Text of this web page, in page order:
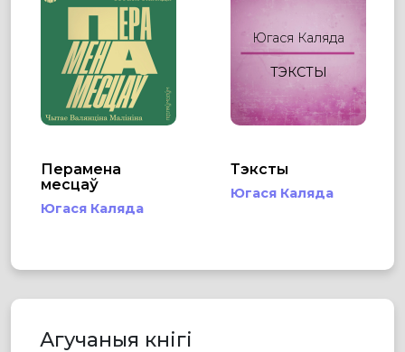
Перамена
месцаў
Югася Каляда
Югася Каляда
ТЭКСТЫ
Тэксты
Югася Каляда
Агучаныя кнігі